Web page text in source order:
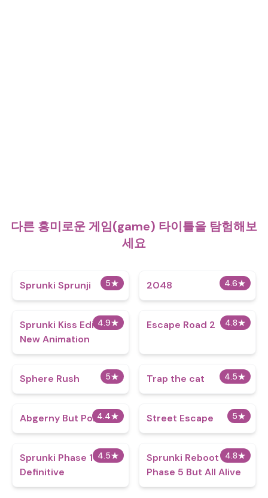
다른 흥미로운 게임(game) 타이틀을 탐험해보
세요
5★
Sprunki Sprunji 4.6★
2048
4.9★
Sprunki Kiss Edition
New Animation
4.8★
Escape Road 2
5★
Sphere Rush 4.5★
Trap the cat
4.4★
Abgerny But Polos 5★
Street Escape
4.5★
Sprunki Phase 10
Definitive
4.8★
Sprunki Reboot
Phase 5 But All Alive